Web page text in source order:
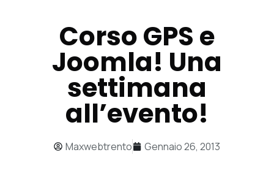
Corso GPS e
Joomla! Una
settimana
all’evento!
Maxwebtrento Gennaio 26, 2013